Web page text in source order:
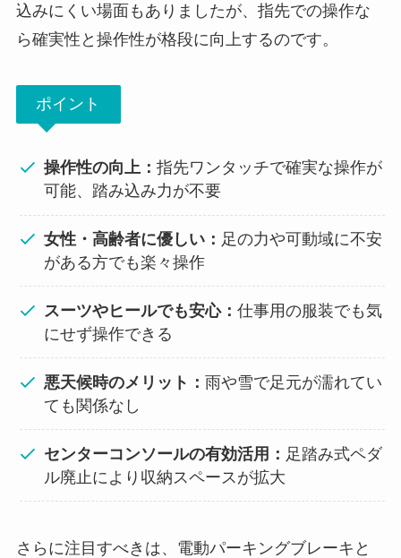
込みにくい場面もありましたが、指先での操作な
ら確実性と操作性が格段に向上するのです。
ポイント
操作性の向上：指先ワンタッチで確実な操作が
可能、踏み込み力が不要
女性・高齢者に優しい： 足の力や可動域に不安
がある方でも楽々操作
スーツやヒールでも安心：仕事用の服装でも気
にせず操作できる
悪天候時のメリット：雨や雪で足元が濡れてい
ても関係なし
センターコンソールの有効活用： 足踏み式ペダ
ル廃止により収納スペースが拡大
さらに注目すべきは、電動パーキングブレーキと